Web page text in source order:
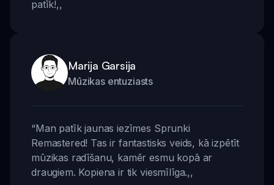
patīk!,,
Marija Garsija
Mūzikas entuziasts
“Man patīk jaunas iezīmes Sprunki
Remastered! Tas ir fantastisks veids, kā izpētīt
mūzikas radīšanu, kamēr esmu kopā ar
draugiem. Kopiena ir tik viesmīlīga.,,